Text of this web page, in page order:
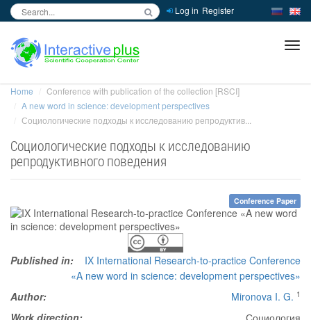
Log in Register
Home
Conference with publication of the collection [RSCI]
A new word in science: development perspectives
Социологические подходы к исследованию репродуктив...
Социологические подходы к исследованию
репродуктивного поведения
Conference Paper
Published in:
IX International Research-to-practice Conference
«A new word in science: development perspectives»
Author:
Mironova I. G. 1
Work direction:
Социология